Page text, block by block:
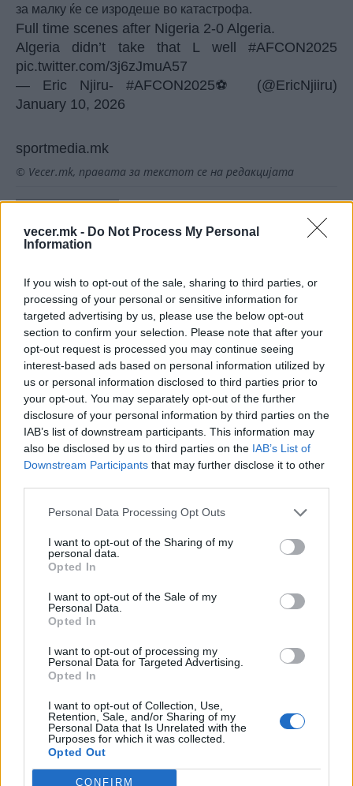
vecer.mk - Do Not Process My Personal
Information
If you wish to opt-out of the sale, sharing to third parties, or
processing of your personal or sensitive information for
targeted advertising by us, please use the below opt-out
section to confirm your selection. Please note that after your
opt-out request is processed you may continue seeing
interest-based ads based on personal information utilized by
us or personal information disclosed to third parties prior to
your opt-out. You may separately opt-out of the further
disclosure of your personal information by third parties on the
IAB’s list of downstream participants. This information may
also be disclosed by us to third parties on the IAB’s List of
Downstream Participants that may further disclose it to other
Personal Data Processing Opt Outs
I want to opt-out of the Sharing of my
personal data.
Opted In
I want to opt-out of the Sale of my
Personal Data.
Opted In
I want to opt-out of processing my
Personal Data for Targeted Advertising.
Opted In
I want to opt-out of Collection, Use,
Retention, Sale, and/or Sharing of my
Personal Data that Is Unrelated with the
Purposes for which it was collected.
Opted Out
CONFIRM
за малку ќе се изродеше во катастрофа.
Full time scenes after Nigeria 2-0 Algeria.
Algeria didn’t take that L well #AFCON2025
pic.twitter.com/3j6zJmuA57
— Eric Njiru- #AFCON2025⚽️ (@EricNjiiru)
January 10, 2026
sportmedia.mk
© Vecer.mk, правата за текстот се на редакцијата
Далиќ има договор со ОАЕ за 5
милиони евра годишно
УЕФА за Инфантино: Бојкотот и
натаму е опција, извинувањето
не е доволно!
НАЈЧИТАНИ ВО ПОСЛЕДНИ 7 ДЕНА
ИСТОРИСКО ОБЕДИНУВАЊЕ НА
МАКЕДОНЦИТЕ ВО СРБИЈА:
ФОРМИРАН МАКЕДОНСКИОТ
НАЦИОНАЛЕН СОЈУЗ
СЛУШАМ, САКААТ ДА СЕ СУДИ
УЧК...
објава на вицепремиерот на
Црна Гора
Исчезнаа десетмина
Пакистан- меѓу нив и познат
Непалец